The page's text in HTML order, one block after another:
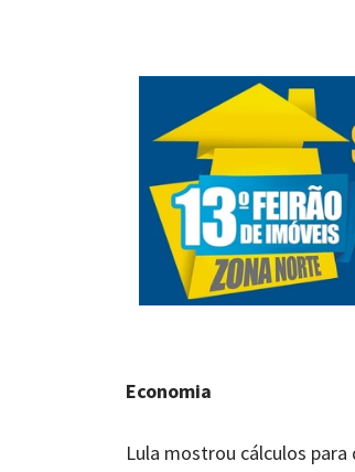
Economia
Lula mostrou cálculos